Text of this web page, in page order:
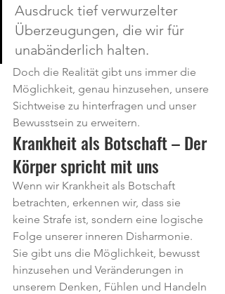
Ausdruck tief verwurzelter
Überzeugungen, die wir für
unabänderlich halten.
Doch die Realität gibt uns immer die
Möglichkeit, genau hinzusehen, unsere
Sichtweise zu hinterfragen und unser
Bewusstsein zu erweitern.
Krankheit als Botschaft – Der
Körper spricht mit uns
Wenn wir Krankheit als Botschaft
betrachten, erkennen wir, dass sie
keine Strafe ist, sondern eine logische
Folge unserer inneren Disharmonie.
Sie gibt uns die Möglichkeit, bewusst
hinzusehen und Veränderungen in
unserem Denken, Fühlen und Handeln